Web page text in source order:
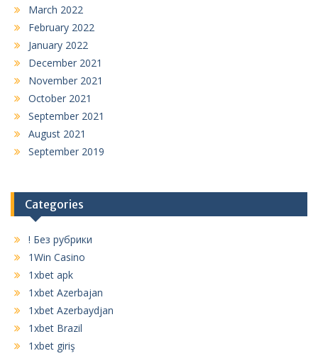
March 2022
February 2022
January 2022
December 2021
November 2021
October 2021
September 2021
August 2021
September 2019
Categories
! Без рубрики
1Win Casino
1xbet apk
1xbet Azerbajan
1xbet Azerbaydjan
1xbet Brazil
1xbet giriş